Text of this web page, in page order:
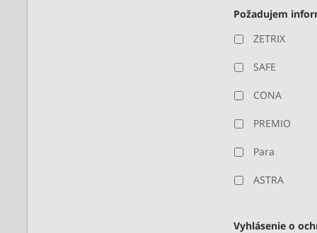
Požadujem
ZETRIX
SAFE
CONA
PREMIO
Para
ASTRA
Vyhlásenie o